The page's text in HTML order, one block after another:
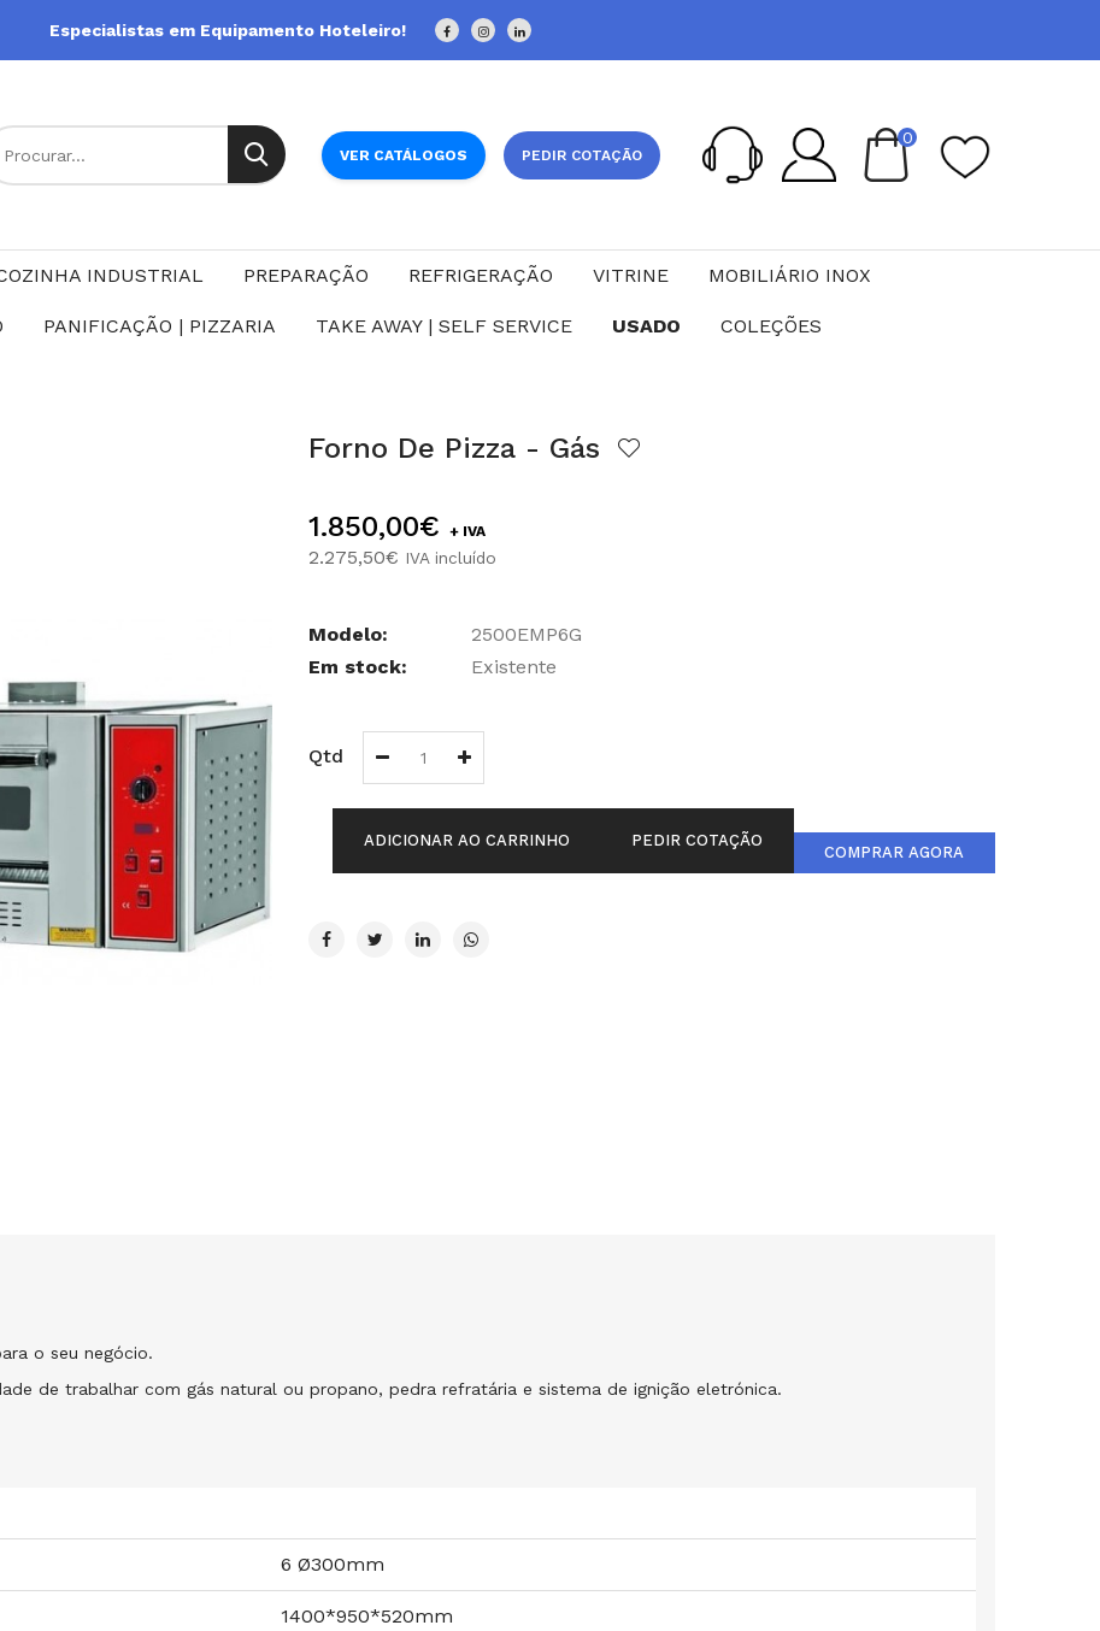
Especialistas em Equipamento Hoteleiro!
VER CATÁLOGOS PEDIR COTAÇÃO
0
INDUSTRIAL PREPARAÇÃO REFRIGERAÇÃO VITRINE MOBILIÁRIO INOX
PANIFICAÇÃO | PIZZARIA TAKE AWAY | SELF SERVICE USADO COLEÇÕES
Forno De Pizza - Gás
1.850,00€ + IVA
2.275,50€ IVA incluído
Modelo:
2500EMP6G
Em stock:
Existente
Qtd
ADICIONAR AO CARRINHO PEDIR COTAÇÃO
COMPRAR AGORA
o seu negócio.
de trabalhar com gás natural ou propano, pedra refratária e sistema de ignição eletrónica.
6 Ø300mm
1400*950*520mm